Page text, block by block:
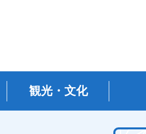
観光・文化